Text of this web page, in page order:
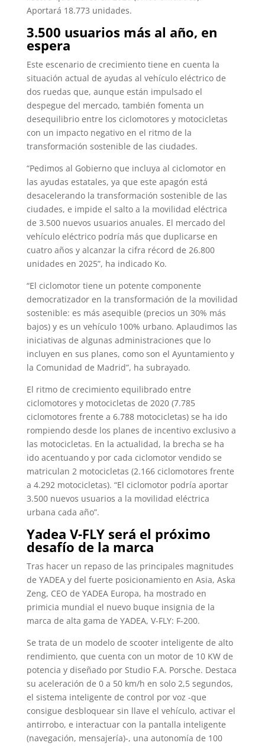
Aportará 18.773 unidades.
3.500 usuarios más al año, en
espera
Este escenario de crecimiento tiene en cuenta la
situación actual de ayudas al vehículo eléctrico de
dos ruedas que, aunque están impulsado el
despegue del mercado, también fomenta un
desequilibrio entre los ciclomotores y motocicletas
con un impacto negativo en el ritmo de la
transformación sostenible de las ciudades.
“Pedimos al Gobierno que incluya al ciclomotor en
las ayudas estatales, ya que este apagón está
desacelerando la transformación sostenible de las
ciudades, e impide el salto a la movilidad eléctrica
de 3.500 nuevos usuarios anuales. El mercado del
vehículo eléctrico podría más que duplicarse en
cuatro años y alcanzar la cifra récord de 26.800
unidades en 2025”, ha indicado Ko.
“El ciclomotor tiene un potente componente
democratizador en la transformación de la movilidad
sostenible: es más asequible (precios un 30% más
bajos) y es un vehículo 100% urbano. Aplaudimos las
iniciativas de algunas administraciones que lo
incluyen en sus planes, como son el Ayuntamiento y
la Comunidad de Madrid”, ha subrayado.
El ritmo de crecimiento equilibrado entre
ciclomotores y motocicletas de 2020 (7.785
ciclomotores frente a 6.788 motocicletas) se ha ido
rompiendo desde los planes de incentivo exclusivo a
las motocicletas. En la actualidad, la brecha se ha
ido acentuando y por cada ciclomotor vendido se
matriculan 2 motocicletas (2.166 ciclomotores frente
a 4.292 motocicletas). “El ciclomotor podría aportar
3.500 nuevos usuarios a la movilidad eléctrica
urbana cada año”.
Yadea V-FLY será el próximo
desafío de la marca
Tras hacer un repaso de las principales magnitudes
de YADEA y del fuerte posicionamiento en Asia, Aska
Zeng, CEO de YADEA Europa, ha mostrado en
primicia mundial el nuevo buque insignia de la
marca de alta gama de YADEA, V-FLY: F-200.
Se trata de un modelo de scooter inteligente de alto
rendimiento, que cuenta con un motor de 10 KW de
potencia y diseñado por Studio F.A. Porsche. Destaca
su aceleración de 0 a 50 km/h en solo 2,5 segundos,
el sistema inteligente de control por voz -que
consigue desbloquear sin llave el vehículo, activar el
antirrobo, e interactuar con la pantalla inteligente
(navegación, mensajería)-, una autonomía de 100